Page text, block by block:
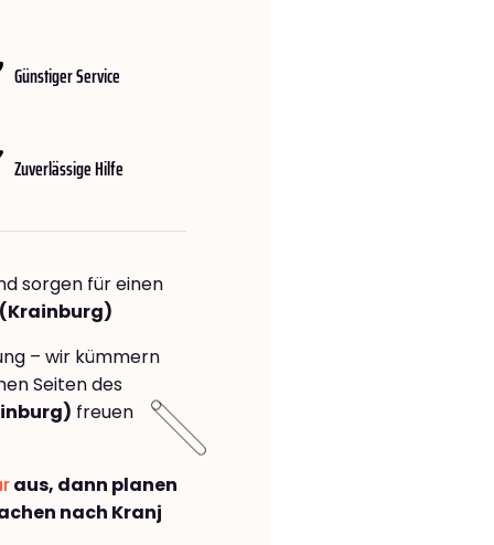
Günstiger Service
Zuverlässige Hilfe
sorgen für einen
– wir kümmern
Seiten des
freuen
aus, dann planen
nach Kranj